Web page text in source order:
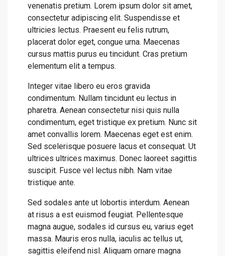
venenatis pretium. Lorem ipsum dolor sit amet,
consectetur adipiscing elit. Suspendisse et
ultricies lectus. Praesent eu felis rutrum,
placerat dolor eget, congue urna. Maecenas
cursus mattis purus eu tincidunt. Cras pretium
elementum elit a tempus.
Integer vitae libero eu eros gravida
condimentum. Nullam tincidunt eu lectus in
pharetra. Aenean consectetur nisi quis nulla
condimentum, eget tristique ex pretium. Nunc sit
amet convallis lorem. Maecenas eget est enim.
Sed scelerisque posuere lacus et consequat. Ut
ultrices ultrices maximus. Donec laoreet sagittis
suscipit. Fusce vel lectus nibh. Nam vitae
tristique ante.
Sed sodales ante ut lobortis interdum. Aenean
at risus a est euismod feugiat. Pellentesque
magna augue, sodales id cursus eu, varius eget
massa. Mauris eros nulla, iaculis ac tellus ut,
sagittis eleifend nisl. Aliquam ornare magna